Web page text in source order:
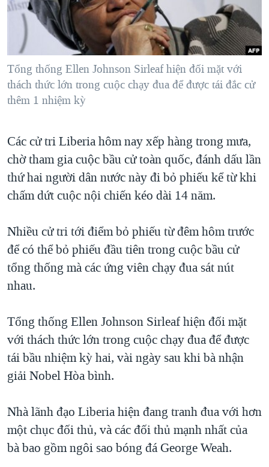
"Tìm"NGƯỜI VIỆT HẢI NGOẠI
ĐỜI SỐNG
KINH TẾ
KHOA HỌC
SỨC KHOẺ
THỂ THAO
GIÁO DỤC
TẠI
HÀNH TRÌNH BẦU CỬ 2024
MỘT NĂM CHIẾN TRANH TẠI DẢI GAZA
GIẢI MÃ VÀNH ĐAI & CON ĐƯỜNG
NGÀY TỊ NẠN THẾ GIỚI
CHI PHÍ CHIẾN TRANH AFGHANISTAN
CÁC GIÁ TRỊ CỘNG HÒA Ở VIỆT NAM
THƯỢNG ĐỈNH TRUMP-KIM TẠI VIỆT NAM
NGƯ DÂN VIỆT VÀ LÀN SÓNG TRỘM HẢI SÂM
BÊN KIA QUỐC LỘ: TIẾNG VỌNG TỪ NÔNG THÔN MỸ
QUAN HỆ VIỆT MỸ
VIDEO
NGHE
MẠNG XÃ HỘI
Tổng thống Ellen Johnson Sirleaf hiện đối mặt với
thách thức lớn trong cuộc chạy đua để được tái đắc cử
thêm 1 nhiệm kỳ
Các cử tri Liberia hôm nay xếp hàng trong mưa,
chờ tham gia cuộc bầu cử toàn quốc, đánh dấu lần
thứ hai người dân nước này đi bỏ phiếu kể từ khi
chấm dứt cuộc nội chiến kéo dài 14 năm.
Nhiều cử tri tới điểm bỏ phiếu từ đêm hôm trước
để có thể bỏ phiếu đầu tiên trong cuộc bầu cử
tổng thống mà các ứng viên chạy đua sát nút
nhau.
Tổng thống Ellen Johnson Sirleaf hiện đối mặt
với thách thức lớn trong cuộc chạy đua để được
tái bầu nhiệm kỳ hai, vài ngày sau khi bà nhận
giải Nobel Hòa bình.
Nhà lãnh đạo Liberia hiện đang tranh đua với hơn
một chục đối thủ, và các đối thủ mạnh nhất của
bà bao gồm ngôi sao bóng đá George Weah.